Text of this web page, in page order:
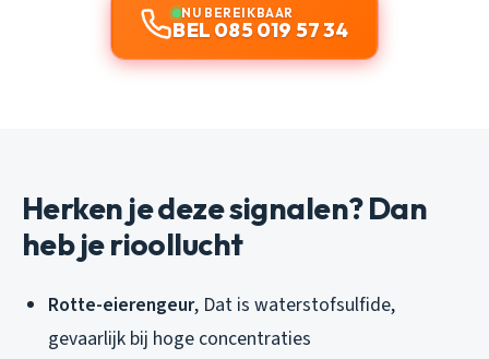
NU BEREIKBAAR
BEL 085 019 57 34
Herken je deze signalen? Dan
heb je rioollucht
Rotte-eierengeur, Dat is waterstofsulfide,
gevaarlijk bij hoge concentraties